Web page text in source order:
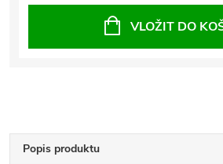
VLOŽIT DO
Popis produktu